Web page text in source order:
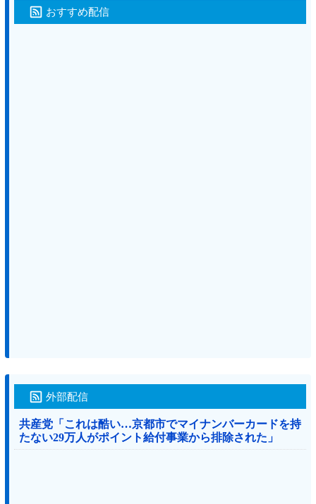
おすすめ配信
外部配信
共産党「これは酷い…京都市でマイナンバーカードを持
たない29万人がポイント給付事業から排除された」